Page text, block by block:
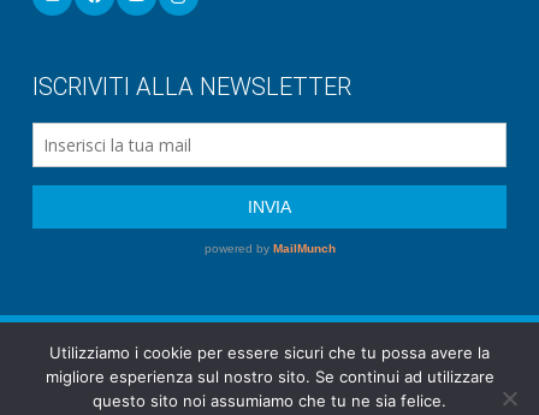
ISCRIVITI ALLA NEWSLETTER
Società Unione Mutuo Soccorso Repubblica di
San Marino | Via Gino Giacomini 58 – 47890 San
Utilizziamo i cookie per essere sicuri che tu possa avere la
migliore esperienza sul nostro sito. Se continui ad utilizzare
questo sito noi assumiamo che tu ne sia felice.